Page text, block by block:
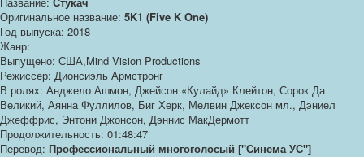
Оригинальное название: 5K1 (Five K One)
Год выпуска: 2018
Жанр:
Выпущено: США,Mind Vision Productions
Режиссер: Дионсиэль Армстронг
В ролях: Анджело Ашмон, Джейсон «Кулайд» Клейтон, Сорок Да
Великий, Аянна Фуллилов, Биг Херк, Мелвин Джексон мл., Дэниел
Джеффрис, Энтони Джонсон, Дэннис МакДермотт
Продолжительность: 01:48:47
Перевод: Профессиональный многоголосый ["Синема УС"]